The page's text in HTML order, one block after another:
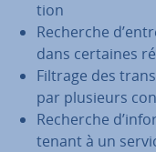
tion
Recherche
dans certaines
Filtrage des
par plusieurs
Recherche
te­nant à un